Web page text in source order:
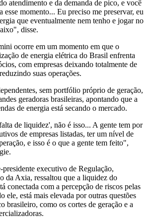
atendimento e da demanda de pico, e você
esse momento... Eu preciso me preservar, eu
que eventualmente nem tenho e jogar no
disse.
ocorre em um momento em que o
de energia elétrica do Brasil enfrenta
com empresas deixando totalmente de
suas operações.
sem portfólio próprio de geração,
geradoras brasileiras, apontando que a
de energia está secando o mercado.
de liquidez', não é isso... A gente tem por
de empresas listadas, ter um nível de
e isso é o que a gente tem feito",
executivo de Regulação,
da Axia, ressaltou que a liquidez do
conectada com a percepção de riscos pelas
ele, está mais elevada por outras questões
brasileiro, como os cortes de geração e a